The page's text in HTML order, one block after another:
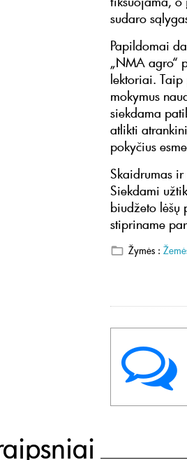
sudaro
Papildomai
„NMA agro“
lektoriai.
mokymus
siekdama
atlikti
pokyčius
Skaidrumas
Siekdami
biudžeto lėšų
stipriname
Žymės :